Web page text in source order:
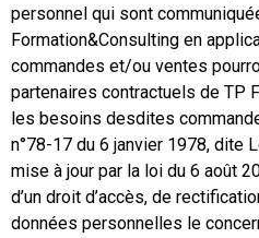
personnel qui sont
Formation&Consulting en
commandes et/ou ventes
partenaires contractuels de TP
les besoins desdites
n°78-17 du 6 janvier 1978, dite
mise à jour par la loi du 6 août
d’un droit d’accès, de
données personnelles le